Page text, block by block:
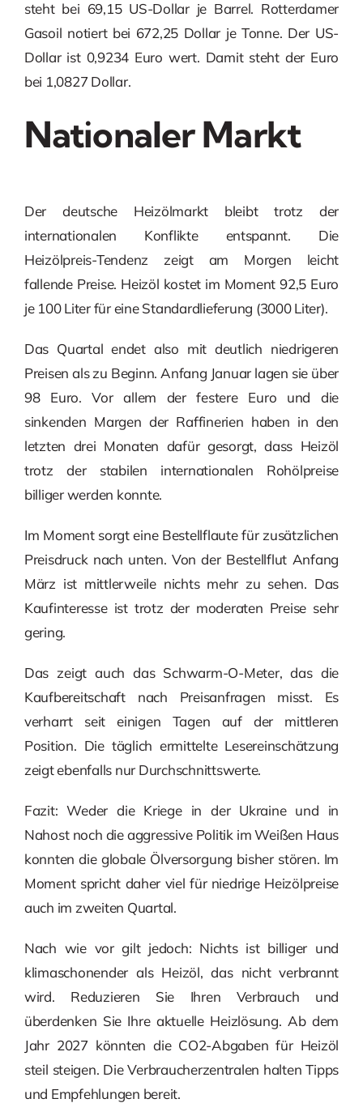
steht bei 69,15 US-Dollar je Barrel. Rotterdamer
Gasoil notiert bei 672,25 Dollar je Tonne. Der US-
Dollar ist 0,9234 Euro wert. Damit steht der Euro
bei 1,0827 Dollar.
Nationaler Markt
Der deutsche Heizölmarkt bleibt trotz der
internationalen Konflikte entspannt. Die
Heizölpreis-Tendenz zeigt am Morgen leicht
fallende Preise. Heizöl kostet im Moment 92,5 Euro
je 100 Liter für eine Standardlieferung (3000 Liter).
Das Quartal endet also mit deutlich niedrigeren
Preisen als zu Beginn. Anfang Januar lagen sie über
98 Euro. Vor allem der festere Euro und die
sinkenden Margen der Raffinerien haben in den
letzten drei Monaten dafür gesorgt, dass Heizöl
trotz der stabilen internationalen Rohölpreise
billiger werden konnte.
Im Moment sorgt eine Bestellflaute für zusätzlichen
Preisdruck nach unten. Von der Bestellflut Anfang
März ist mittlerweile nichts mehr zu sehen. Das
Kaufinteresse ist trotz der moderaten Preise sehr
gering.
Das zeigt auch das Schwarm-O-Meter, das die
Kaufbereitschaft nach Preisanfragen misst. Es
verharrt seit einigen Tagen auf der mittleren
Position. Die täglich ermittelte Lesereinschätzung
zeigt ebenfalls nur Durchschnittswerte.
Fazit: Weder die Kriege in der Ukraine und in
Nahost noch die aggressive Politik im Weißen Haus
konnten die globale Ölversorgung bisher stören. Im
Moment spricht daher viel für niedrige Heizölpreise
auch im zweiten Quartal.
Nach wie vor gilt jedoch: Nichts ist billiger und
klimaschonender als Heizöl, das nicht verbrannt
wird. Reduzieren Sie Ihren Verbrauch und
überdenken Sie Ihre aktuelle Heizlösung. Ab dem
Jahr 2027 könnten die CO2-Abgaben für Heizöl
steil steigen. Die Verbraucherzentralen halten Tipps
und Empfehlungen bereit.